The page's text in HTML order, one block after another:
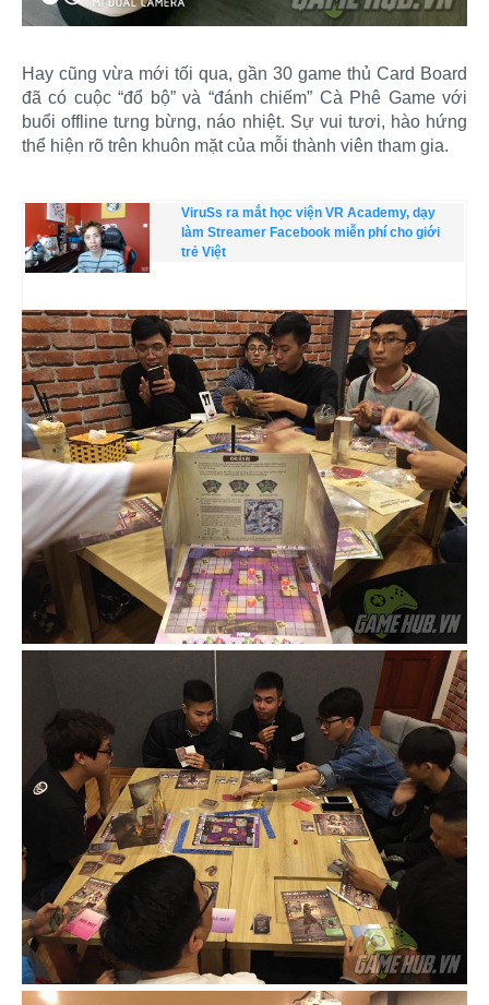
Hay cũng vừa mới tối qua, gần 30 game thủ Card Board
đã có cuộc “đổ bộ” và “đánh chiếm” Cà Phê Game với
buổi offline tưng bừng, náo nhiệt. Sự vui tươi, hào hứng
thể hiện rõ trên khuôn mặt của mỗi thành viên tham gia.
ViruSs ra mắt học viện VR Academy, dạy
làm Streamer Facebook miễn phí cho giới
trẻ Việt